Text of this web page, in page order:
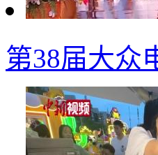
第38届大众